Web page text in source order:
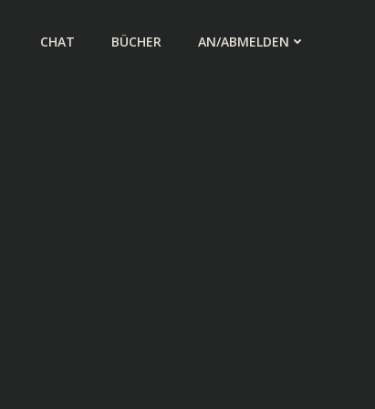
CHAT BÜCHER AN/ABMELDEN